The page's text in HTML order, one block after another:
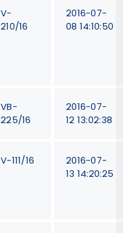
V-
210/16
2016-07-
08 14:10:50
VB-
225/16
2016-07-
12 13:02:38
V-111/16
2016-07-
13 14:20:25